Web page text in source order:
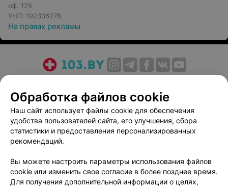
оф. 125
УНП: 192336278
На правах рекламы
Медицинский маркетинг
Публичный договор
Пользовательское соглашение
Способы оплаты
Вакансии
Партнеры
Написать руководителю 103.by
Персональные настройки cookie
Обработка персональных данных
Обработка файлов cookie
Наш сайт использует файлы cookie для обеспечения
удобства пользователей сайта, его улучшения, сбора
статистики и предоставления персонализированных
рекомендаций.
Вы можете настроить параметры использования файлов
cookie или изменить свое согласие в более позднее время.
Для получения дополнительной информации о целях,